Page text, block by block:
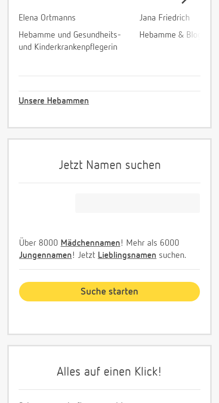
Elena Ortmanns
Hebamme und Gesundheits-
und Kinderkrankenpflegerin
Jana Friedrich
Hebamme &
Unsere Hebammen
Jetzt Namen suchen
Über 8000 Mädchennamen! Mehr als 6000
Jungennamen! Jetzt Lieblingsnamen suchen.
Alles auf einen Klick!